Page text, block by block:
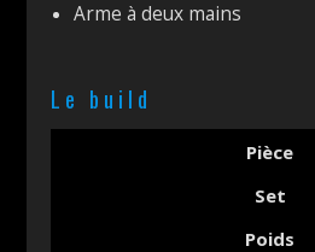
Arme à deux mains
Le build
Pièce
Set
Poids